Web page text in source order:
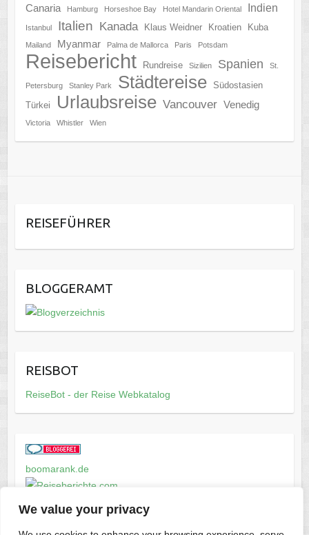
We value your privacy
Canaria
Hamburg Horseshoe Bay Hotel Mandarin Oriental Indien
Istanbul Italien Kanada Klaus Weidner Kroatien Kuba
Mailand Myanmar Palma de Mallorca Paris Potsdam
Reisebericht Rundreise Sizilien Spanien St.
Petersburg Stanley Park Städtereise
Südostasien
Türkei
Urlaubsreise Vancouver Venedig
Victoria Whistler Wien
REISEFÜHRER
BLOGGERAMT
REISBOT
ReiseBot - der Reise Webkatalog
boomarank.de